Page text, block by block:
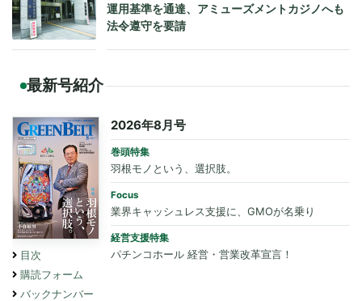
運用基準を通達、アミューズメントカジノへも
法令遵守を要請
最新号紹介
目次
購読フォーム
バックナンバー
2026年8月号
巻頭特集
羽根モノという、選択肢。
Focus
業界キャッシュレス支援に、GMOが名乗り
経営支援特集
パチンコホール 経営・営業改革宣言！